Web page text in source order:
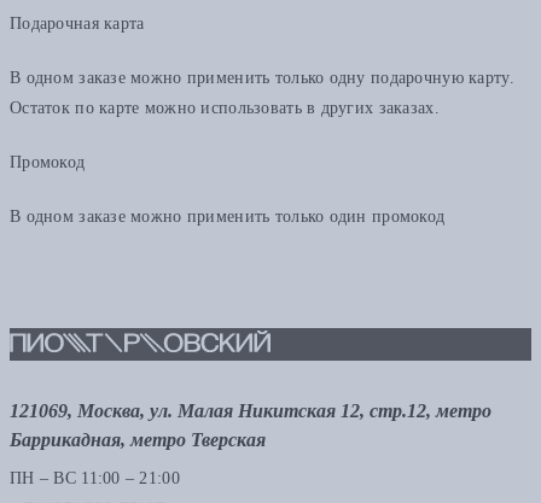
Подарочная карта
В одном заказе можно применить только одну подарочную карту.
Остаток по карте можно использовать в других заказах.
Промокод
В одном заказе можно применить только один промокод
121069, Москва, ул. Малая Никитская 12, стр.12, метро
Баррикадная, метро Тверская
ПН – ВС 11:00 – 21:00